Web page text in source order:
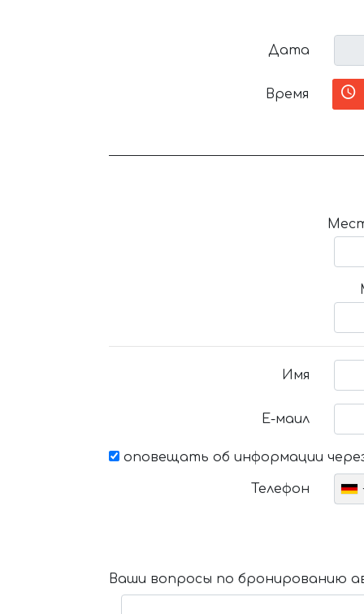
Дата
Время
Имя
Е-маил
оповещать об информации
Телефон
Ваши вопросы по бронированию